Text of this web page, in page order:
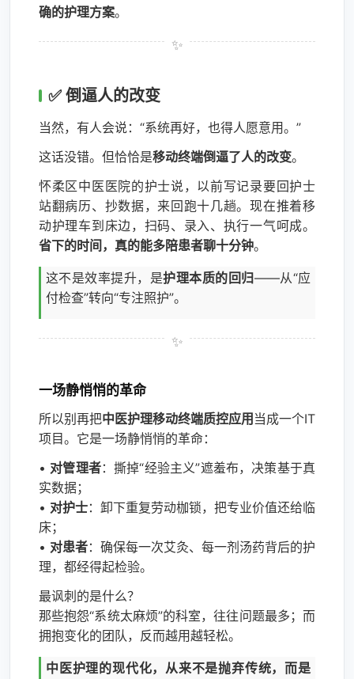
确的护理方案。
✅ 倒逼人的改变
当然，有人会说：“系统再好，也得人愿意用。”
这话没错。但恰恰是移动终端倒逼了人的改变。
怀柔区中医医院的护士说，以前写记录要回护士
站翻病历、抄数据，来回跑十几趟。现在推着移
动护理车到床边，扫码、录入、执行一气呵成。
省下的时间，真的能多陪患者聊十分钟。
这不是效率提升，是护理本质的回归——从“应
付检查”转向“专注照护”。
一场静悄悄的革命
所以别再把中医护理移动终端质控应用 当成一个IT
项目。它是一场静悄悄的革命：
• 对管理者：撕掉“经验主义”遮羞布，决策基于真
实数据；
• 对护士：卸下重复劳动枷锁，把专业价值还给临
床；
• 对患者：确保每一次艾灸、每一剂汤药背后的护
理，都经得起检验。
最讽刺的是什么？
那些抱怨“系统太麻烦”的科室，往往问题最多；而
拥抱变化的团队，反而越用越轻松。
中医护理的现代化，从来不是抛弃传统，而是